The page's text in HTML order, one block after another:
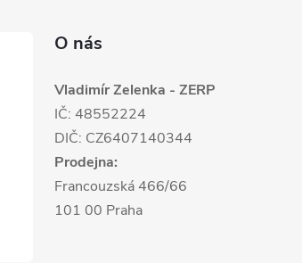
O nás
Vladimír Zelenka - ZERP
IČ: 48552224
DIČ: CZ6407140344
Prodejna:
Francouzská 466/66
101 00 Praha